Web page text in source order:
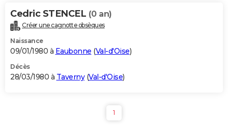
Cedric STENCEL (0 an)
Créer une cagnotte obsèques
Naissance
09/01/1980 à Eaubonne (Val-d'Oise)
Décès
28/03/1980 à Taverny(Val-d'Oise)
1